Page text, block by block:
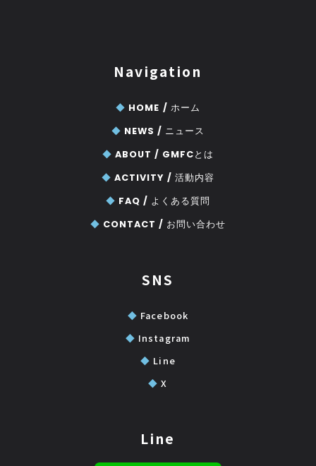
Navigation
◆ HOME / ホーム
◆ NEWS / ニュース
◆ ABOUT / GMFCとは
◆ ACTIVITY / 活動内容
◆ FAQ / よくある質問
◆ CONTACT / お問い合わせ
SNS
◆ Facebook
◆ Instagram
◆ Line
◆ X
Line